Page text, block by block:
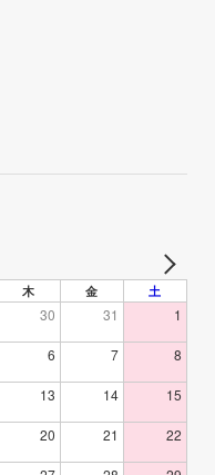
木 金 土
30 31 1
6 7 8
13 14 15
20 21 22